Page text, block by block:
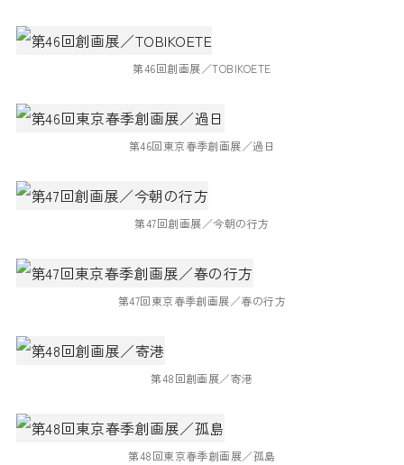
第46回創画展／TOBIKOETE
第46回東京春季創画展／過日
第47回創画展／今朝の行方
第47回東京春季創画展／春の行方
第48回創画展／寄港
第48回東京春季創画展／孤島